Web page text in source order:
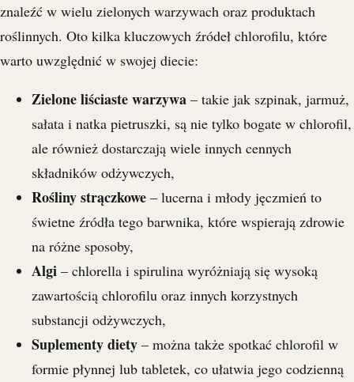
znaleźć w wielu zielonych warzywach oraz produktach
roślinnych. Oto kilka kluczowych źródeł chlorofilu, które
warto uwzględnić w swojej diecie:
Zielone liściaste warzywa – takie jak szpinak, jarmuż,
sałata i natka pietruszki, są nie tylko bogate w chlorofil,
ale również dostarczają wiele innych cennych
składników odżywczych,
Rośliny strączkowe – lucerna i młody jęczmień to
świetne źródła tego barwnika, które wspierają zdrowie
na różne sposoby,
Algi – chlorella i spirulina wyróżniają się wysoką
zawartością chlorofilu oraz innych korzystnych
substancji odżywczych,
Suplementy diety – można także spotkać chlorofil w
formie płynnej lub tabletek, co ułatwia jego codzienną